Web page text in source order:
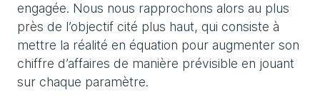
engagée. Nous nous rapprochons alors au plus
près de l’objectif cité plus haut, qui consiste à
mettre la réalité en équation pour augmenter son
chiffre d’affaires de manière prévisible en jouant
sur chaque paramètre.